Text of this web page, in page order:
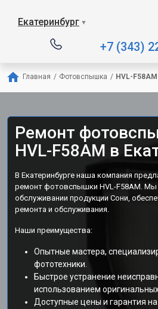
Екатеринбург ▼
+7 (343)
Главная / Фотовспышка / HVL-F58AM
Ремонт
HVL-F58AM в
В Екатеринбурге наша компания
ремонт фотовспышки HVL-F58AM. Мы
обслуживании продукции Сони,
ремонта и обслуживания.
Наши преимущества:
Опытные мастера,
фототехники.
Быстрое устранение
использованием
Доступные цены и гарантия